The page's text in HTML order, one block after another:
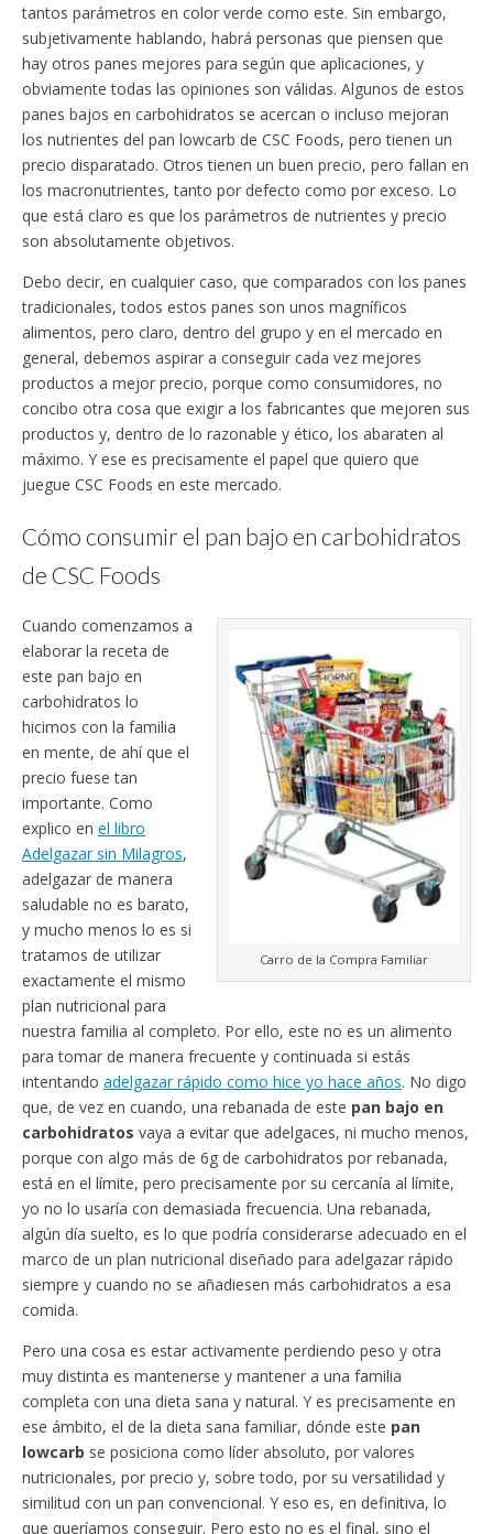
tantos parámetros en color verde como este. Sin embargo,
subjetivamente hablando, habrá personas que piensen que
hay otros panes mejores para según que aplicaciones, y
obviamente todas las opiniones son válidas. Algunos de estos
panes bajos en carbohidratos se acercan o incluso mejoran
los nutrientes del pan lowcarb de CSC Foods, pero tienen un
precio disparatado. Otros tienen un buen precio, pero fallan en
los macronutrientes, tanto por defecto como por exceso. Lo
que está claro es que los parámetros de nutrientes y precio
son absolutamente objetivos.
Debo decir, en cualquier caso, que comparados con los panes
tradicionales, todos estos panes son unos magníficos
alimentos, pero claro, dentro del grupo y en el mercado en
general, debemos aspirar a conseguir cada vez mejores
productos a mejor precio, porque como consumidores, no
concibo otra cosa que exigir a los fabricantes que mejoren sus
productos y, dentro de lo razonable y ético, los abaraten al
máximo. Y ese es precisamente el papel que quiero que
juegue CSC Foods en este mercado.
Cómo consumir el pan bajo en carbohidratos
de CSC Foods
Carro de la Compra Familiar
Cuando comenzamos a
elaborar la receta de
este pan bajo en
carbohidratos lo
hicimos con la familia
en mente, de ahí que el
precio fuese tan
importante. Como
explico en el libro
Adelgazar sin Milagros,
adelgazar de manera
saludable no es barato,
y mucho menos lo es si
tratamos de utilizar
exactamente el mismo
plan nutricional para
nuestra familia al completo. Por ello, este no es un alimento
para tomar de manera frecuente y continuada si estás
intentando adelgazar rápido como hice yo hace años. No digo
que, de vez en cuando, una rebanada de este pan bajo en
carbohidratos vaya a evitar que adelgaces, ni mucho menos,
porque con algo más de 6g de carbohidratos por rebanada,
está en el límite, pero precisamente por su cercanía al límite,
yo no lo usaría con demasiada frecuencia. Una rebanada,
algún día suelto, es lo que podría considerarse adecuado en el
marco de un plan nutricional diseñado para adelgazar rápido
siempre y cuando no se añadiesen más carbohidratos a esa
comida.
Pero una cosa es estar activamente perdiendo peso y otra
muy distinta es mantenerse y mantener a una familia
completa con una dieta sana y natural. Y es precisamente en
ese ámbito, el de la dieta sana familiar, dónde este pan
lowcarb se posiciona como líder absoluto, por valores
nutricionales, por precio y, sobre todo, por su versatilidad y
similitud con un pan convencional. Y eso es, en definitiva, lo
que queríamos conseguir. Pero esto no es el final, sino el